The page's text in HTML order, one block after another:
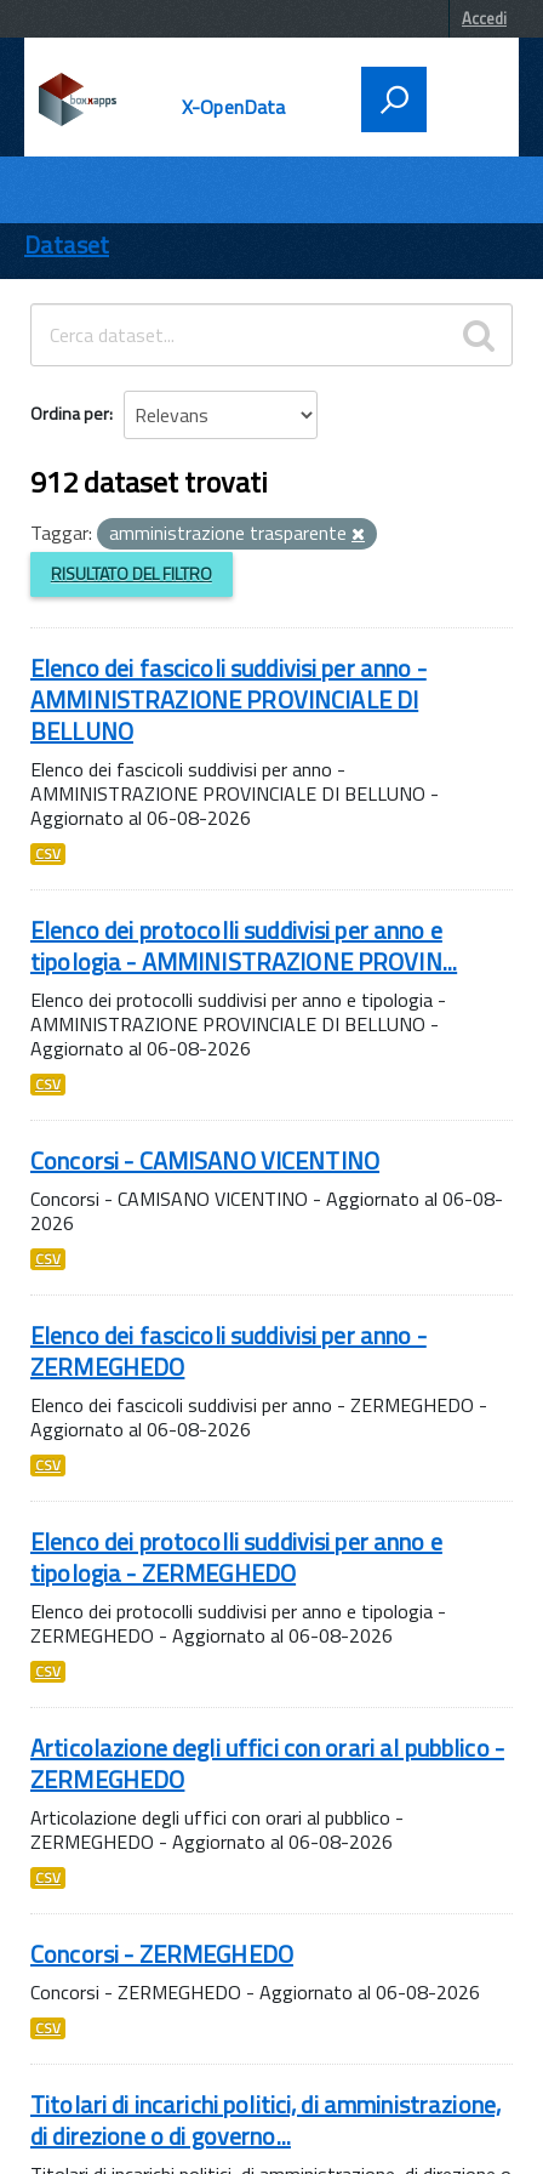
Accedi
X-OpenData
ENTI
TEMI
INFORMAZIONI
Dataset
Ordina per
912 dataset trovati
Taggar: amministrazione trasparente
RISULTATO DEL FILTRO
Elenco dei fascicoli suddivisi per anno -
AMMINISTRAZIONE PROVINCIALE DI
BELLUNO
Elenco dei fascicoli suddivisi per anno -
AMMINISTRAZIONE PROVINCIALE DI BELLUNO -
Aggiornato al 06-08-2026
CSV
Elenco dei protocolli suddivisi per anno e
tipologia - AMMINISTRAZIONE PROVIN...
Elenco dei protocolli suddivisi per anno e tipologia -
AMMINISTRAZIONE PROVINCIALE DI BELLUNO -
Aggiornato al 06-08-2026
CSV
Concorsi - CAMISANO VICENTINO
Concorsi - CAMISANO VICENTINO - Aggiornato al 06-08-
2026
CSV
Elenco dei fascicoli suddivisi per anno -
ZERMEGHEDO
Elenco dei fascicoli suddivisi per anno - ZERMEGHEDO -
Aggiornato al 06-08-2026
CSV
Elenco dei protocolli suddivisi per anno e
tipologia - ZERMEGHEDO
Elenco dei protocolli suddivisi per anno e tipologia -
ZERMEGHEDO - Aggiornato al 06-08-2026
CSV
Articolazione degli uffici con orari al pubblico -
ZERMEGHEDO
Articolazione degli uffici con orari al pubblico -
ZERMEGHEDO - Aggiornato al 06-08-2026
CSV
Concorsi - ZERMEGHEDO
Concorsi - ZERMEGHEDO - Aggiornato al 06-08-2026
CSV
Titolari di incarichi politici, di amministrazione,
di direzione o di governo...